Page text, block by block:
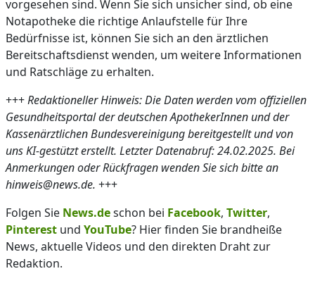
vorgesehen sind. Wenn Sie sich unsicher sind, ob eine
Notapotheke die richtige Anlaufstelle für Ihre
Bedürfnisse ist, können Sie sich an den ärztlichen
Bereitschaftsdienst wenden, um weitere Informationen
und Ratschläge zu erhalten.
+++Redaktioneller Hinweis: Die Daten werden vom offiziellen
Gesundheitsportal der deutschen ApothekerInnen und der
Kassenärztlichen Bundesvereinigung bereitgestellt und von
uns KI-gestützt erstellt. Letzter Datenabruf: 24.02.2025. Bei
Anmerkungen oder Rückfragen wenden Sie sich bitte an
hinweis@news.de. +++
Folgen Sie News.deschon bei Facebook, Twitter,
Pinterest und YouTube? Hier finden Sie brandheiße
News, aktuelle Videos und den direkten Draht zur
Redaktion.